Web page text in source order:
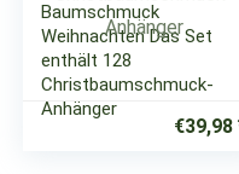
Baumschmuck
Weihnachten Das Set
enthält 128
Christbaumschmuck-
Anhänger
€39,98